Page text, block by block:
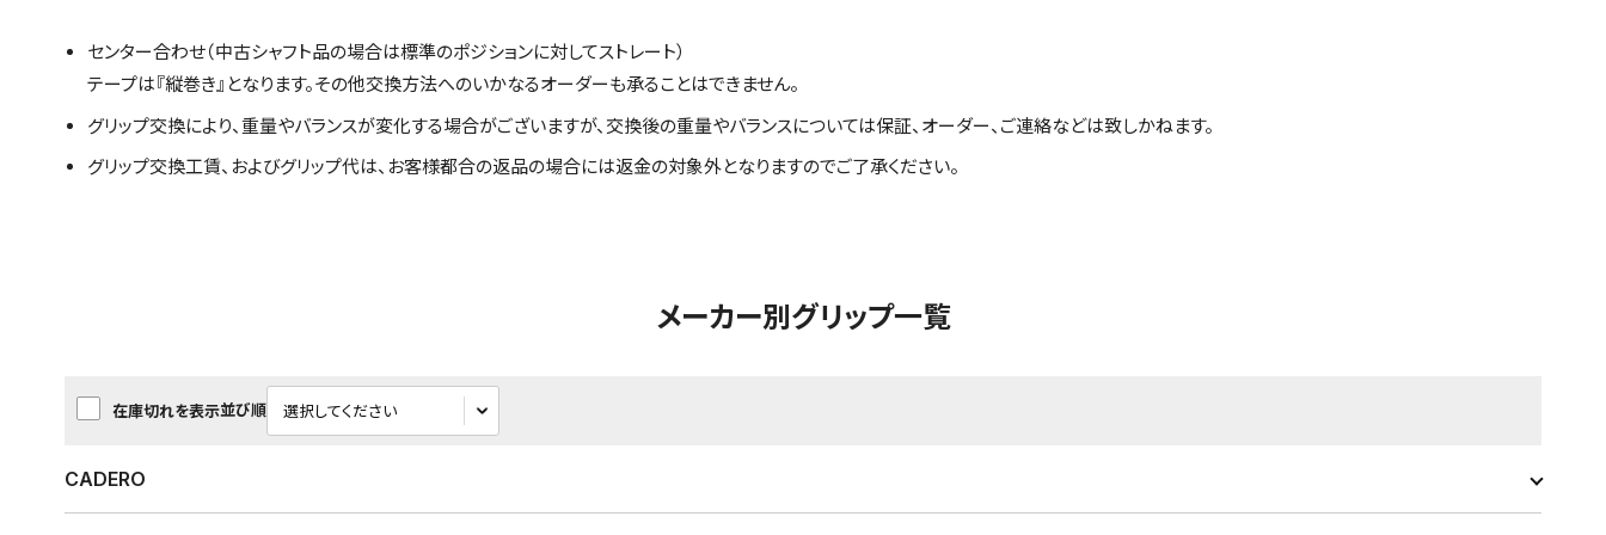
センター合わせ（中古シャフト品の場合は標準のポジションに対してストレート）
テープは『縦巻き』となります。その他交換方法へのいかなるオーダーも承ることはできません。
グリップ交換により、重量やバランスが変化する場合がございますが、交換後の重量やバランスについては保証、オーダー、ご連絡などは致しかねます。
グリップ交換工賃、およびグリップ代は、お客様都合の返品の場合には返金の対象外となりますのでご了承ください。
メーカー別グリップ一覧
在庫切れを表示並び順
CADERO